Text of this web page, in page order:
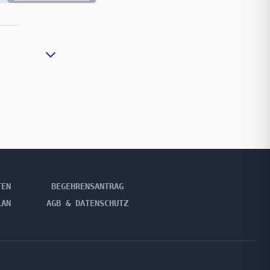
BEGEHRENSANTRAG
AGB & DATENSCHUTZ